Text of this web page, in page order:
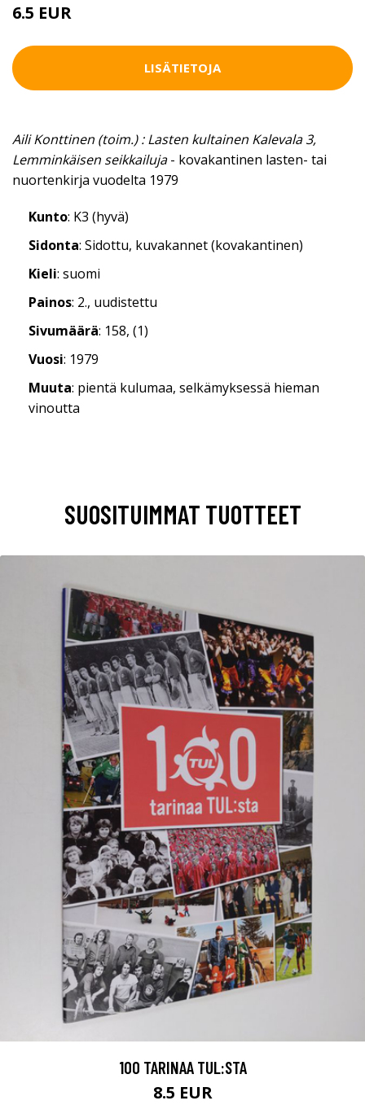
6.5 EUR
LISÄTIETOJA
Aili Konttinen (toim.) : Lasten kultainen Kalevala 3,
Lemminkäisen seikkailuja- kovakantinen lasten- tai
nuortenkirja vuodelta 1979
Kunto: K3 (hyvä)
Sidonta: Sidottu, kuvakannet (kovakantinen)
Kieli: suomi
Painos: 2., uudistettu
Sivumäärä: 158, (1)
Vuosi: 1979
Muuta: pientä kulumaa, selkämyksessä hieman
vinoutta
SUOSITUIMMAT TUOTTEET
100 TARINAA TUL:STA
8.5 EUR